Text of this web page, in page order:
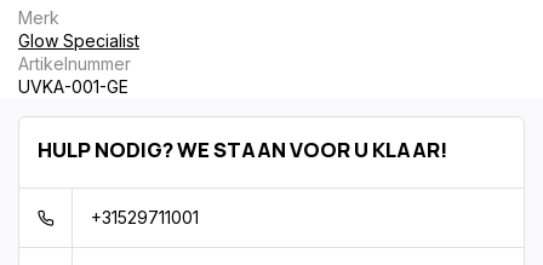
Merk
Glow Specialist
Artikelnummer
UVKA-001-GE
HULP NODIG? WE STAAN VOOR U KLAAR!
+31529711001